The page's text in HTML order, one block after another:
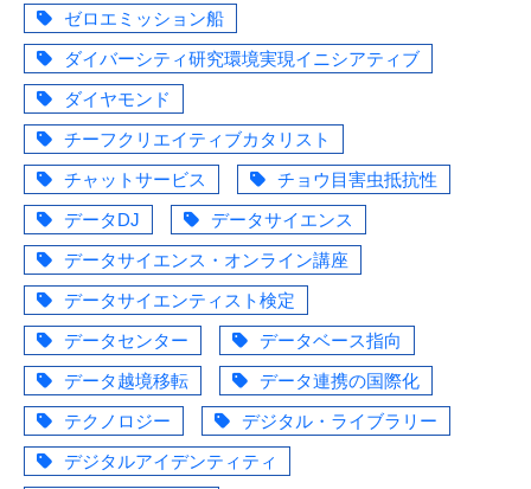
ゼロエミッション船
ダイバーシティ研究環境実現イニシアティブ
ダイヤモンド
チーフクリエイティブカタリスト
チャットサービス
チョウ目害虫抵抗性
データDJ
データサイエンス
データサイエンス・オンライン講座
データサイエンティスト検定
データセンター
データベース指向
データ越境移転
データ連携の国際化
テクノロジー
デジタル・ライブラリー
デジタルアイデンティティ